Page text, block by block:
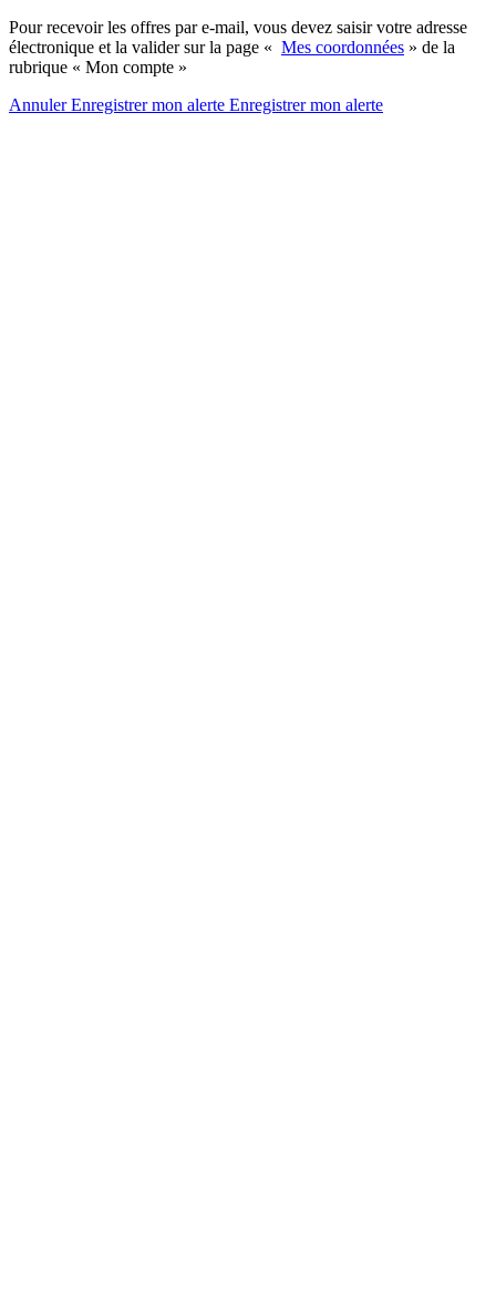
Pour recevoir les offres par e-mail, vous devez saisir votre adresse
électronique et la valider sur la page « Mes coordonnées » de la
rubrique « Mon compte »
AnnulerEnregistrer mon alerte Enregistrermon alerte